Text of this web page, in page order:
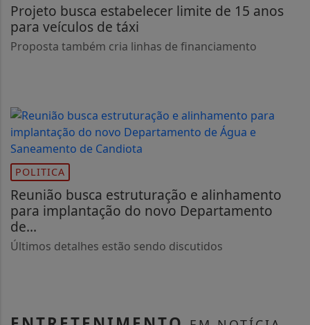
Projeto busca estabelecer limite de 15 anos
para veículos de táxi
Proposta também cria linhas de financiamento
POLITICA
Reunião busca estruturação e alinhamento
para implantação do novo Departamento
de...
Últimos detalhes estão sendo discutidos